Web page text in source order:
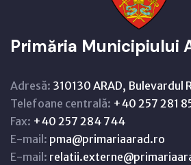
Primăria Municipiului
Adresă: 310130 ARAD, Bulevardul
Telefoane centrală: +40 257 281
Fax: +40 257 284 744
E-mail: pma@primariaarad.ro
E-mail: